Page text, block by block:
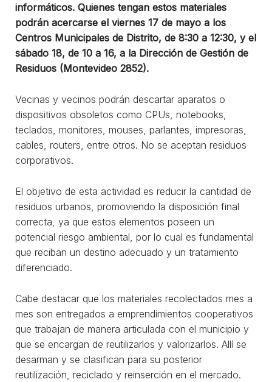
informáticos. Quienes tengan estos materiales
podrán acercarse el viernes 17 de mayo a los
Centros Municipales de Distrito, de 8:30 a 12:30, y el
sábado 18, de 10 a 16, a la Dirección de Gestión de
Residuos (Montevideo 2852).
Vecinas y vecinos podrán descartar aparatos o
dispositivos obsoletos como CPUs, notebooks,
teclados, monitores, mouses, parlantes, impresoras,
cables, routers, entre otros. No se aceptan residuos
corporativos.
El objetivo de esta actividad es reducir la cantidad de
residuos urbanos, promoviendo la disposición final
correcta, ya que estos elementos poseen un
potencial riesgo ambiental, por lo cual es fundamental
que reciban un destino adecuado y un tratamiento
diferenciado.
Cabe destacar que los materiales recolectados mes a
mes son entregados a emprendimientos cooperativos
que trabajan de manera articulada con el municipio y
que se encargan de reutilizarlos y valorizarlos. Allí se
desarman y se clasifican para su posterior
reutilización, reciclado y reinserción en el mercado.